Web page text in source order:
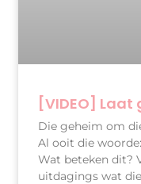
[VIDEO]
Die geheim om
Al ooit die
Wat beteken dit?
uitdagings wat die